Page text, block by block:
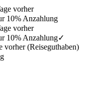
vorher
10% Anzahlung
vorher
10% Anzahlung✓
vorher (Reiseguthaben)